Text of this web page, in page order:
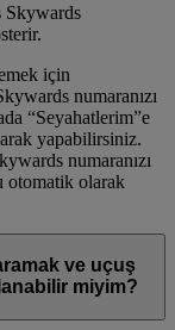
Skywards
için
numaranızı
“Seyahatlerim”e
yapabilirsiniz.
numaranızı
otomatik olarak
ve uçuş
miyim?